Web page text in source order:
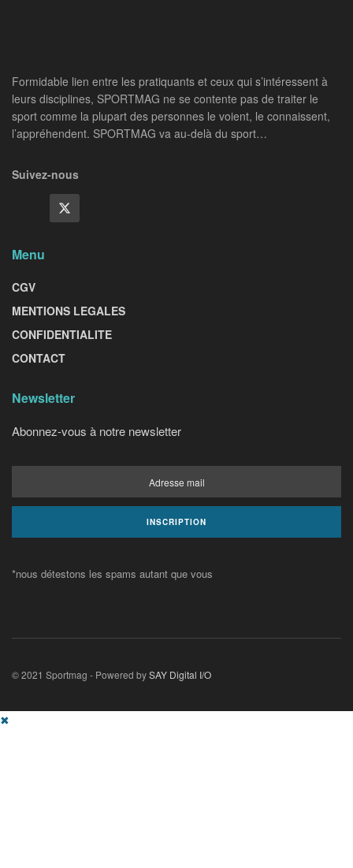
Formidable lien entre les pratiquants et ceux qui s’intéressent à
leurs disciplines, SPORTMAG ne se contente pas de traiter le
sport comme la plupart des personnes le voient, le connaissent,
l’appréhendent. SPORTMAG va au-delà du sport…
Suivez-nous
Menu
CGV
MENTIONS LEGALES
CONFIDENTIALITE
CONTACT
Newsletter
Abonnez-vous à notre newsletter
*nous détestons les spams autant que vous
© 2021 Sportmag - Powered bySAY Digital I/O
✖